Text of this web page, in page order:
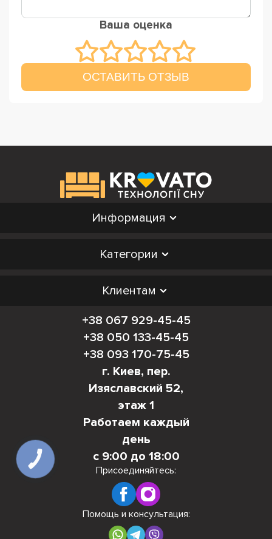
Ваша оценка
ОСТАВИТЬ ОТЗЫВ
Информация
Категории
Клиентам
+38 067 929-45-45
+38 050 133-45-45
+38 093 170-75-45
г. Киев, пер.
Изяславский 52,
этаж 1
Работаем каждый
день
с 9:00 до 18:00
Присоединяйтесь:
Помощь и консультация:
КНОПКА
СВЯЗИ